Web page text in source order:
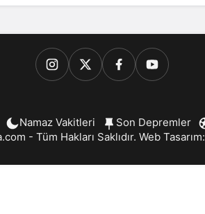
Namaz Vakitleri Son Depremler
- Tüm Hakları Saklıdır. Web Tasarım: